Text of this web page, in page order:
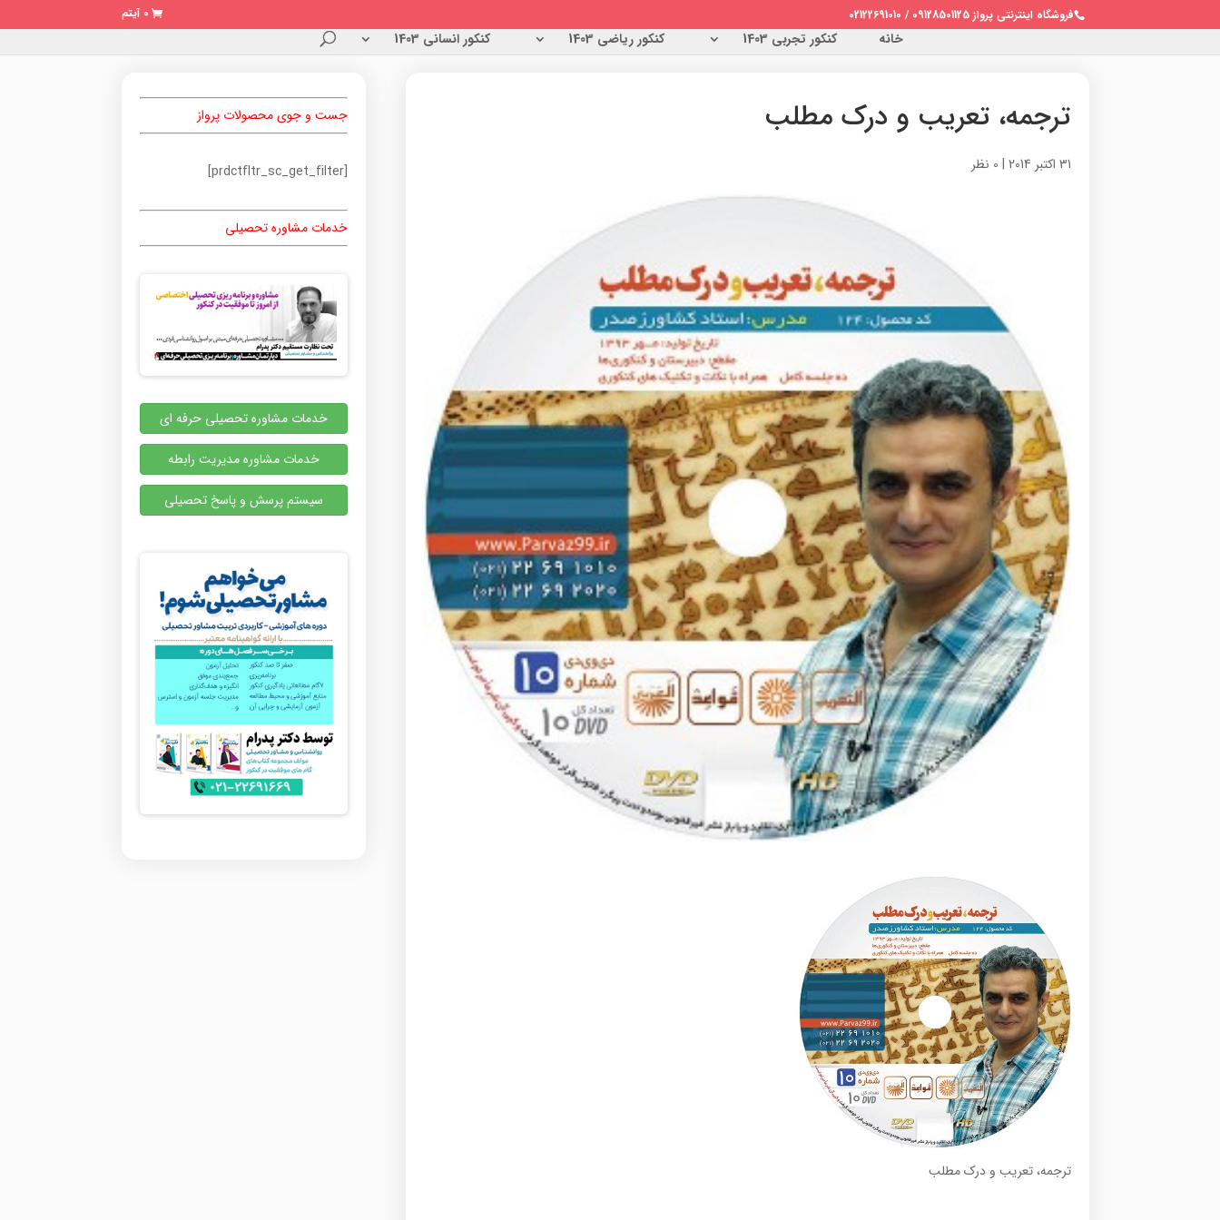
فروشگاه اینترنتی پرواز 09128501125 / 02122691010 0 آیتم
خانه کنکور تجربی 1403 کنکور ریاضی 1403 کنکور انسانی 1403
ترجمه، تعریب و درک مطلب
31 اکتبر 2014 | 0 نظر
ترجمه، تعریب و درک مطلب
جست و جوی محصولات پرواز
[prdctfltr_sc_get_filter]
خدمات مشاوره تحصیلی
خدمات مشاوره تحصیلی حرفه ای
خدمات مشاوره مدیریت رابطه
سیستم پرسش و پاسخ تحصیلی